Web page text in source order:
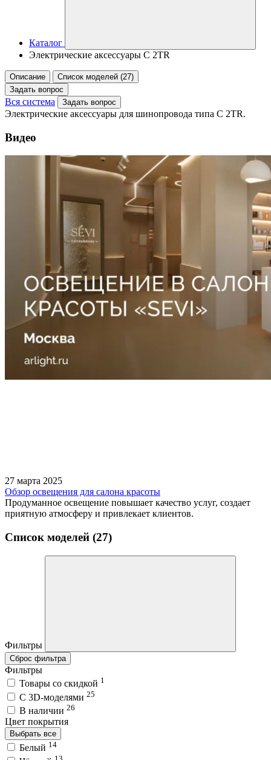
Каталог
Электрические аксессуары C 2TR
Описание
Список моделей (27)
Задать вопрос
Вся система Задать вопрос
Электрические аксессуары для шинопровода типа C 2TR.
Видео
27 марта 2025
Обзор освещения для салона красоты
Продуманное освещение повышает качество услуг, создает
приятную атмосферу и привлекает клиентов.
Список моделей (27)
Фильтры
Сброс фильтра
Фильтры
Товары со скидкой 1
C 3D-моделями 25
В наличии 26
Цвет покрытия
Выбрать все
Белый 14
13